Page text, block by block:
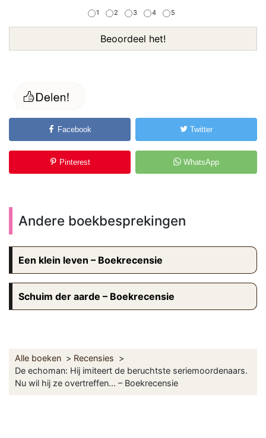
1 2 3 4 5
Beoordeel het!
Facebook Twitter
Pinterest WhatsApp
Andere boekbesprekingen
Een klein leven – Boekrecensie
Schuim der aarde – Boekrecensie
Alle boeken
Recensies
De echoman: Hij imiteert de beruchtste seriemoordenaars.
Nu wil hij ze overtreffen… – Boekrecensie